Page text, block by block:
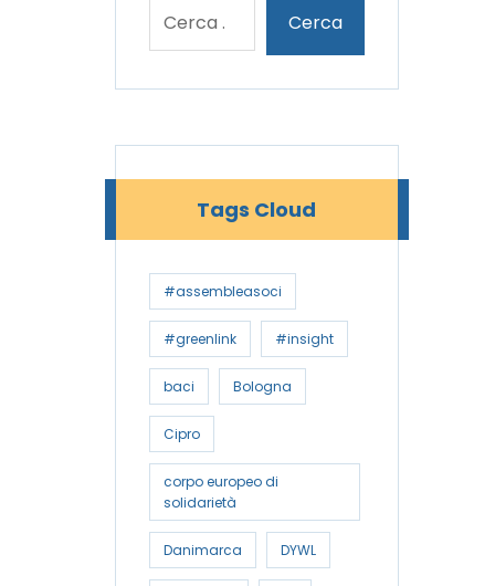
Tags Cloud
#assembleasoci
#greenlink #insight
baci Bologna
Cipro
corpo europeo di
solidarietà
Danimarca DYWL